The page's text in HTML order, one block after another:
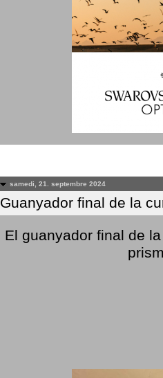
samedi, 21. septembre 2024
Guanyador final de la
El guanyador final de